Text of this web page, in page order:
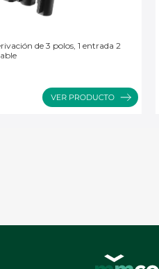
de 3 polos, 1 entrada 2